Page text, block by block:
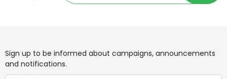
Sign up to be informed about campaigns, announcements
and notifications.